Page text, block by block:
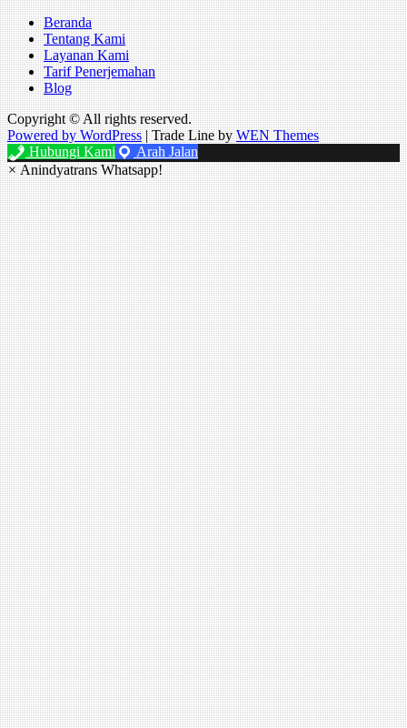
Beranda
Tentang Kami
Layanan Kami
Tarif Penerjemahan
Blog
Copyright © All rights reserved.
Powered by WordPress |Trade Line byWEN Themes
Hubungi Kami
Arah Jalan
×Anindyatrans Whatsapp!